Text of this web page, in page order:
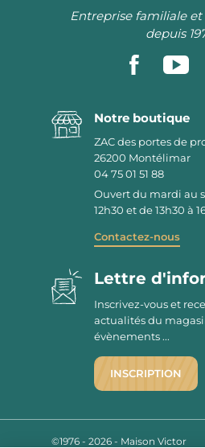
Entreprise familiale
depuis
Notre boutique
ZAC des portes de
26200 Montélimar
04 75 01 51 88
Ouvert du mardi au
12h30 et de 13h30 à
Contactez-nous
Lettre
Inscrivez-vous et
actualités du
évènements ...
INSCRIPTION
©1976 - 2026 - Maison Victor